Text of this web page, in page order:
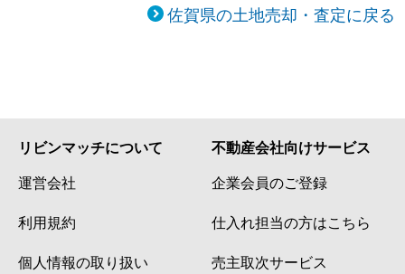
佐賀県の土地売却・査定に戻る
リビンマッチについて
運営会社
利用規約
個人情報の取り扱い
不動産会社向けサービス
企業会員のご登録
仕入れ担当の方はこちら
売主取次サービス